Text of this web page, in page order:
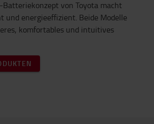
von Toyota macht
und energieeffizient. Beide Modelle
komfortables und intuitives